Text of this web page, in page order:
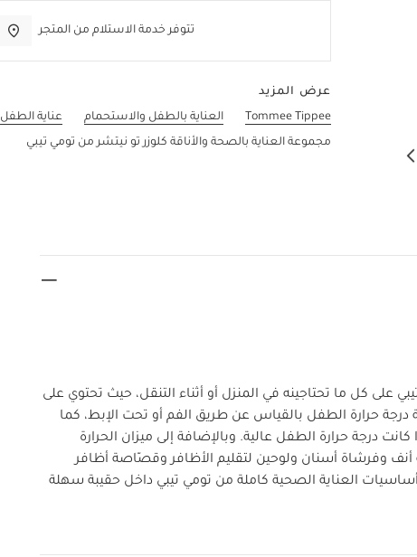
تتوفر خدمة الاستلام من المتجر
عرض المزيد
Tommee Tippee
العناية بالطفل والاستحمام
عناية الطفل
مجموعة العناية بالصحة والأناقة كلوزر تو نيتشر من تومي تيبي
على كل ما تحتاجينه في المنزل أو أثناء التنقل، حيث تحتوي على
حرارة الطفل بالقياس عن طريق الفم أو تحت الإبط، كما
درجة حرارة الطفل عالية. وبالإضافة إلى ميزان الحرارة
وفرشاة أسنان ولوحين لتقليم الأظافر وقصّاصة أظافر
العناية الصحية كاملة من تومي تيبي داخل حقيبة سهلة